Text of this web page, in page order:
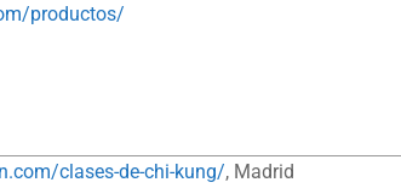
productos/
clases-de-chi-kung/, Madrid